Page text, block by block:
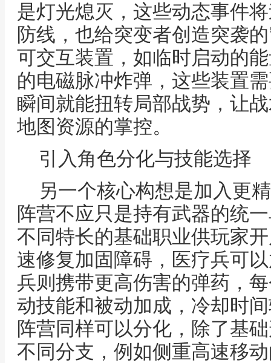
是灯光熄灭，这些动态事件
防线，也给突变者创造突袭
可交互装置，如临时启动的
的电磁脉冲炸弹，这些装置
瞬间就能扭转局部战势，让
地图资源的掌控。
引入角色分化与技能选择
另一个核心构想是加入更
阵营不应只是持有武器的统
不同特长的基础职业供玩家
速修复加固障碍，医疗兵可
兵则携带更高伤害的弹药，
动技能和被动加成，冷却时
阵营同样可以分化，除了基
不同分支，例如侧重高速移